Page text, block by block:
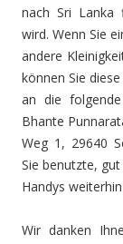
nach Sri Lanka
wird. Wenn Sie
andere
können Sie
an die
Bhante
Weg 1, 29640
Sie benutzte,
Handys
Wir danken